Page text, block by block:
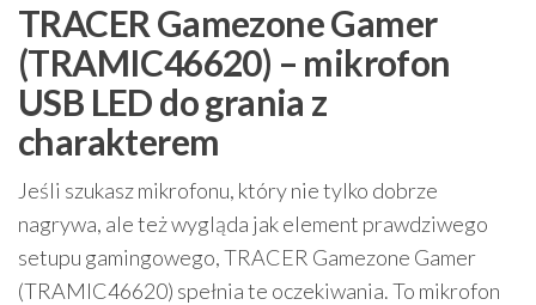
TRACER Gamezone Gamer
(TRAMIC46620) – mikrofon
USB LED do grania z
charakterem
Jeśli szukasz mikrofonu, który nie tylko dobrze
nagrywa, ale też wygląda jak element prawdziwego
setupu gamingowego, TRACER Gamezone Gamer
(TRAMIC46620) spełnia te oczekiwania. To mikrofon